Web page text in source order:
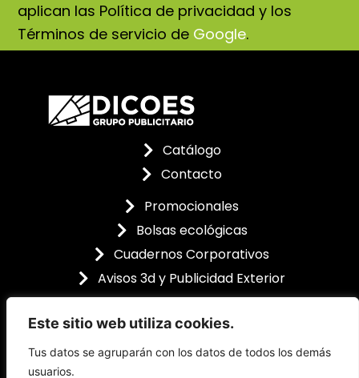
Este sitio web utiliza cookies.
Tus datos se agruparán con los datos de todos los demás
usuarios.
aplican las Política de privacidad y los
Términos de servicio de Google.
Catálogo
Contacto
Promocionales
Bolsas ecológicas
Cuadernos Corporativos
Avisos 3d y Publicidad Exterior